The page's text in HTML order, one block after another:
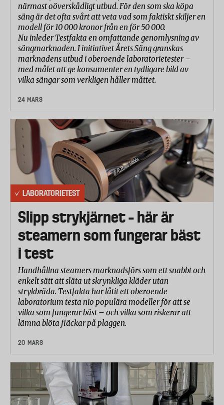
närmast oöverskådligt utbud. För den som ska köpa
säng är det ofta svårt att veta vad som faktiskt skiljer en
modell för 10 000 kronor från en för 50 000.
Nu inleder Testfakta en omfattande genomlysning av
sängmarknaden. I initiativet Årets Säng granskas
marknadens utbud i oberoende laboratorietester –
med målet att ge konsumenter en tydligare bild av
vilka sängar som verkligen håller måttet.
24 MARS
LABORATORIETEST
Slipp strykjärnet – här är
steamern som fungerar bäst
i test
Handhållna steamers marknadsförs som ett snabbt och
enkelt sätt att släta ut skrynkliga kläder utan
strykbräda. Testfakta har låtit ett oberoende
laboratorium testa nio populära modeller för att se
vilka som fungerar bäst – och vilka som riskerar att
lämna blöta fläckar på plaggen.
20 MARS